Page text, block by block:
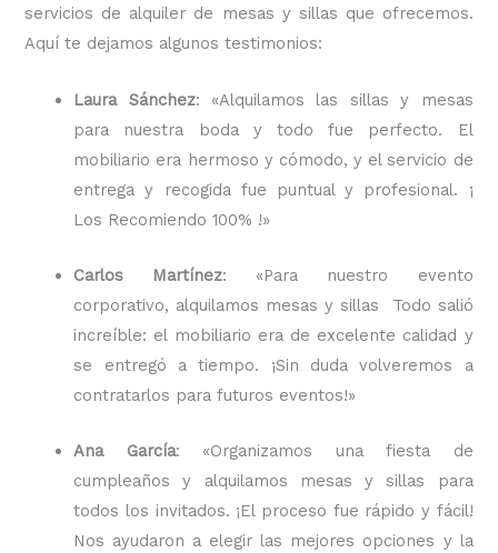
servicios de alquiler de mesas y sillas que ofrecemos.
Aquí te dejamos algunos testimonios:
Laura Sánchez: «Alquilamos las sillas y mesas
para nuestra boda y todo fue perfecto. El
mobiliario era hermoso y cómodo, y el servicio de
entrega y recogida fue puntual y profesional. ¡
Los Recomiendo 100% !»
Carlos Martínez: «Para nuestro evento
corporativo, alquilamos mesas y sillas Todo salió
increíble: el mobiliario era de excelente calidad y
se entregó a tiempo. ¡Sin duda volveremos a
contratarlos para futuros eventos!»
Ana García: «Organizamos una fiesta de
cumpleaños y alquilamos mesas y sillas para
todos los invitados. ¡El proceso fue rápido y fácil!
Nos ayudaron a elegir las mejores opciones y la